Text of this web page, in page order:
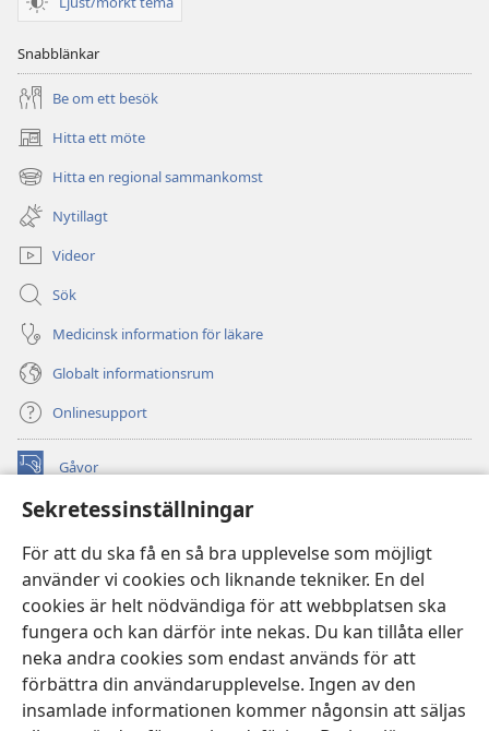
Sekretessinställningar
För att du ska få en så bra upplevelse som möjligt
använder vi cookies och liknande tekniker. En del
cookies är helt nödvändiga för att webbplatsen ska
fungera och kan därför inte nekas. Du kan tillåta eller
neka andra cookies som endast används för att
förbättra din användarupplevelse. Ingen av den
insamlade informationen kommer någonsin att säljas
Snabblänkar
Be om ett besök
Hitta ett möte
(öppnar
nytt
fönster)
Hitta en regional sammankomst
(öppnar
nytt
fönster)
Nytillagt
Videor
Sök
Medicinsk information för läkare
Globalt informationsrum
Onlinesupport
Gåvor
(öppnar
nytt
fönster) Watchtower ONLINE LIBRARY™
nytt
fönster)JW Hub ®
(öppnar
nytt
fönster)JW Library
Watchtower Library